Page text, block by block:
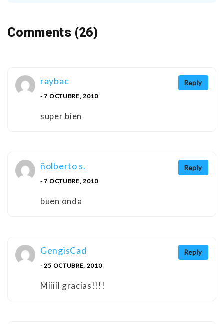
Comments (26)
Reply
raybac
- 7 OCTUBRE, 2010
super bien
Reply
ñolberto s.
- 7 OCTUBRE, 2010
buen onda
Reply
GengisCad
- 25 OCTUBRE, 2010
Miiiil gracias!!!!